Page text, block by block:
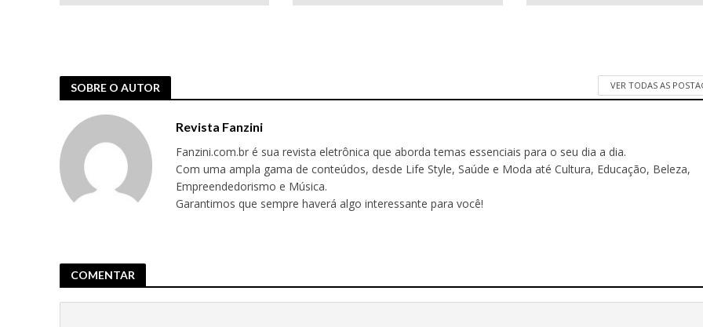
SOBRE O AUTOR VER TODAS AS
Revista Fanzini
Fanzini.com.br é sua revista eletrônica que aborda temas essenciais para o seu dia a dia.
Com uma ampla gama de conteúdos, desde Life Style, Saúde e Moda até Cultura, Educação, Beleza,
Empreendedorismo e Música.
Garantimos que sempre haverá algo interessante para você!
COMENTAR